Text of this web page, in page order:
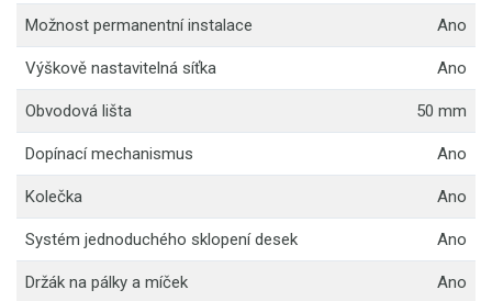
Možnost permanentní instalace Ano
Výškově nastavitelná síťka Ano
Obvodová lišta 50 mm
Dopínací mechanismus Ano
Kolečka Ano
Systém jednoduchého sklopení desek Ano
Držák na pálky a míček Ano